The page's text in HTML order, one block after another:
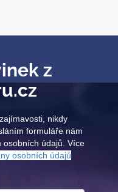
z
nikdy
formuláře nám
osobních údajů. Více
osobních údajů